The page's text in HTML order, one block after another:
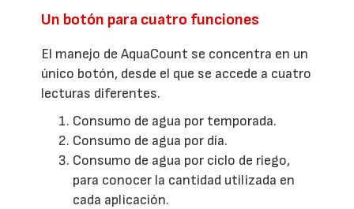
Un botón para cuatro funciones
El manejo de AquaCount se concentra en un
único botón, desde el que se accede a cuatro
lecturas diferentes.
Consumo de agua por temporada.
Consumo de agua por día.
Consumo de agua por ciclo de riego,
para conocer la cantidad utilizada en
cada aplicación.